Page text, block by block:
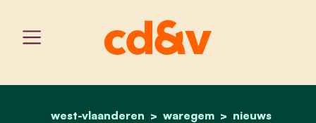
home
west-vlaanderen waregem nieuws
stadsbestuur reikt hand